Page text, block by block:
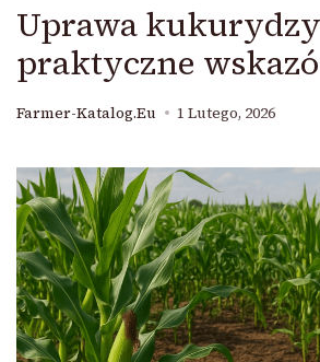
Uprawa
praktyczne
Farmer-Katalog.eu 1 Lutego, 2026